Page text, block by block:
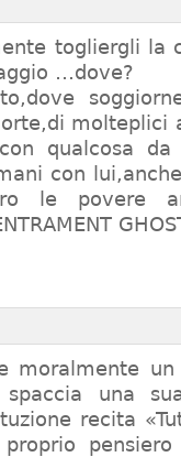
togliergli la
…dove?
molteplici
qualcosa
con
le povere
moralmente
una
recita